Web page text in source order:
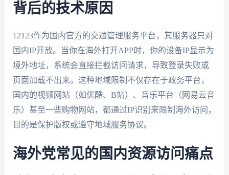
背后的技术原因
12123作为国内官方的交通管理服务平台，其服务器只对
国内IP开放。当你在海外打开APP时，你的设备IP显示为
境外地址，系统会直接拦截访问请求，导致登录失败或
页面加载不出来。这种地域限制不仅存在于政务平台，
国内的视频网站（如优酷、B站）、音乐平台（网易云音
乐）甚至一些购物网站，都通过IP识别来限制海外访问，
目的是保护版权或遵守地域服务协议。
海外党常见的国内资源访问痛点